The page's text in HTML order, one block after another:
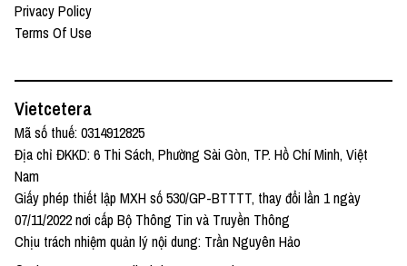
Privacy Policy
Terms Of Use
Vietcetera
Mã số thuế: 0314912825
Địa chỉ ĐKKD: 6 Thi Sách, Phường Sài Gòn, TP. Hồ Chí Minh, Việt
Nam
Giấy phép thiết lập MXH số 530/GP-BTTTT, thay đổi lần 1 ngày
07/11/2022 nơi cấp Bộ Thông Tin và Truyền Thông
Chịu trách nhiệm quản lý nội dung: Trần Nguyên Hảo